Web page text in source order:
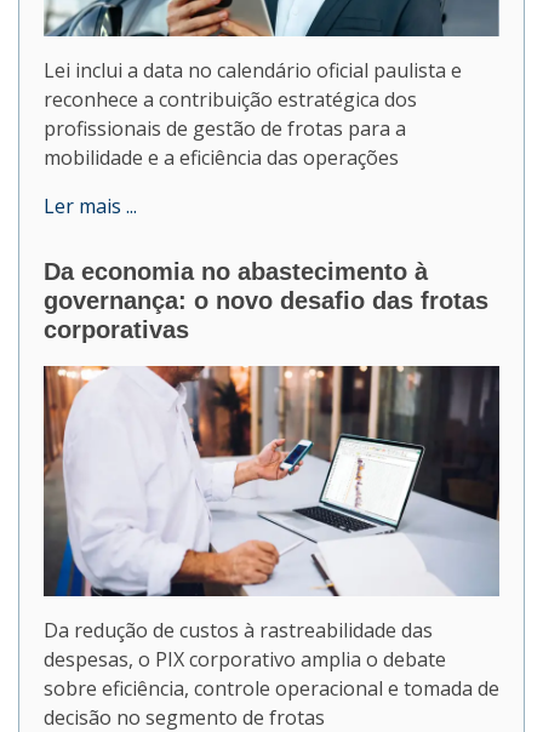
Lei inclui a data no calendário oficial paulista e
reconhece a contribuição estratégica dos
profissionais de gestão de frotas para a
mobilidade e a eficiência das operações
Ler mais ...
Da economia no abastecimento à
governança: o novo desafio das frotas
corporativas
Da redução de custos à rastreabilidade das
despesas, o PIX corporativo amplia o debate
sobre eficiência, controle operacional e tomada de
decisão no segmento de frotas